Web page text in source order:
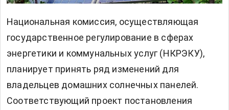
Национальная комиссия, осуществляющая
государственное регулирование в сферах
энергетики и коммунальных услуг (НКРЭКУ),
планирует принять ряд изменений для
владельцев домашних солнечных панелей.
Соответствующий проект постановления